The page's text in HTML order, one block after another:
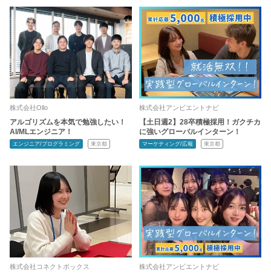
株式会社Ollo
アルゴリズムを本気で勉強したい！
AI/MLエンジニア！
エンジニア/プログラミング 東京都
株式会社アンビエントナビ
【土日週2】28卒積極採用！ガクチカ
に強いグローバルインターン！
マーケティング/広報 東京都
株式会社コネクトボックス 株式会社アンビエントナビ